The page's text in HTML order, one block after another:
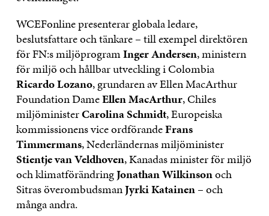
WCEFonline presenterar globala ledare,
beslutsfattare och tänkare – till exempel direktören
för FN:s miljöprogramInger Andersen, ministern
för miljö och hållbar utveckling i Colombia
Ricardo Lozano, grundaren av Ellen MacArthur
Foundation DameEllen MacArthur, Chiles
miljöministerCarolina Schmidt, Europeiska
kommissionens vice ordförandeFrans
Timmermans, Nederländernas miljöminister
Stientje van Veldhoven, Kanadas minister för miljö
och klimatförändringJonathan Wilkinsonoch
Sitras överombudsmanJyrki Katainen– och
många andra.